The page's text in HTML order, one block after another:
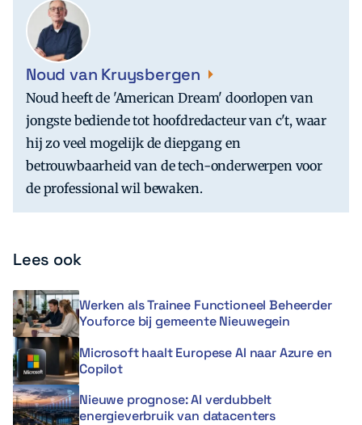
Noud van Kruysbergen
Noud heeft de 'American Dream' doorlopen van
jongste bediende tot hoofdredacteur van c't, waar
hij zo veel mogelijk de diepgang en
betrouwbaarheid van de tech-onderwerpen voor
de professional wil bewaken.
Lees ook
Werken als Trainee Functioneel Beheerder
Youforce bij gemeente Nieuwegein
Microsoft haalt Europese AI naar Azure en
Copilot
Nieuwe prognose: AI verdubbelt
energieverbruik van datacenters